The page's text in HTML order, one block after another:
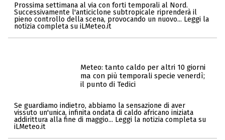
Prossima settimana al via con forti temporali al Nord.
Successivamente l'anticiclone subtropicale riprenderà il
pieno controllo della scena, provocando un nuovo... Leggi la
notizia completa su iLMeteo.it
Meteo: tanto caldo per altri 10 giorni
ma con più temporali specie venerdì;
il punto di Tedici
Se guardiamo indietro, abbiamo la sensazione di aver
vissuto un'unica, infinita ondata di caldo africano iniziata
addirittura alla fine di maggio... Leggi la notizia completa su
iLMeteo.it